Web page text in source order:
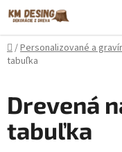
Prejsť
na
obsah
Domov
/Personalizované a
tabuľka
Drevená
tabuľka